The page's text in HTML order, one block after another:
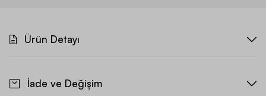
Ürün Detayı
İade ve Değişim